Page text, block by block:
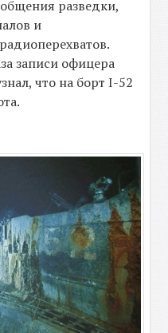
разведки,
и
записи офицера
что на борт I-52